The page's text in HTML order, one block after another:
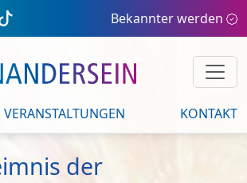
Bekannter werden
VERANSTALTUNGEN KONTAKT
der